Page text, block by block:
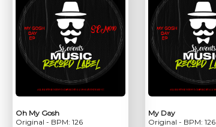
Oh My Gosh
Original - BPM: 126
My Day
Original - BPM: 126